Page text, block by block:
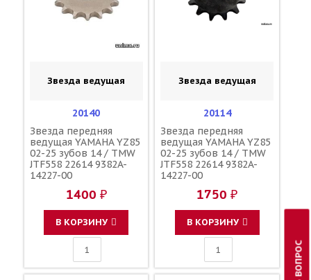
Звезда ведущая
20140
Звезда передняя
ведущая YAMAHA YZ85
02-25 зубов 14 / TMW
JTF558 22614 9382A-
14227-00
1400 ₽
В КОРЗИНУ
Звезда ведущая
20114
Звезда передняя
ведущая YAMAHA YZ85
02-25 зубов 14 / TMW
JTF558 22614 9382A-
14227-00
1750 ₽
В КОРЗИНУ